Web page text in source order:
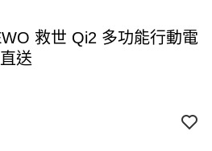
救世 Qi2 多功能行動電
送